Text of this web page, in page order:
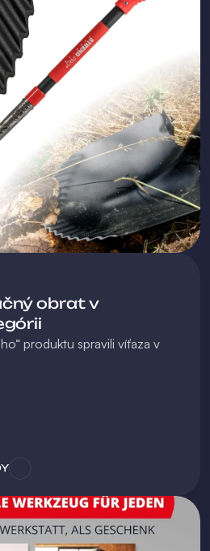
obrat v
produktu spravili víťaza v